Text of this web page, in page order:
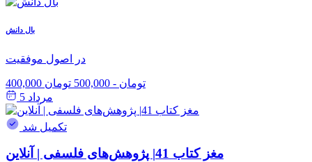
بال دانش
در اصول موفقیت
400,000 تومان - 500,000 تومان
مرداد 5
تکمیل شد
مغز کتاب 41| پژوهش‌های فلسفی | آنلاین